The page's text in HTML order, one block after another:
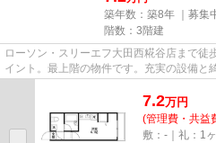
築年数：築8年 ｜募集
階数：3階建
ローソン・スリーエフ大田西糀谷店まで徒
イント。最上階の物件です。充実の設備と
7.2万円
(管理費・共益
敷：-｜礼：1